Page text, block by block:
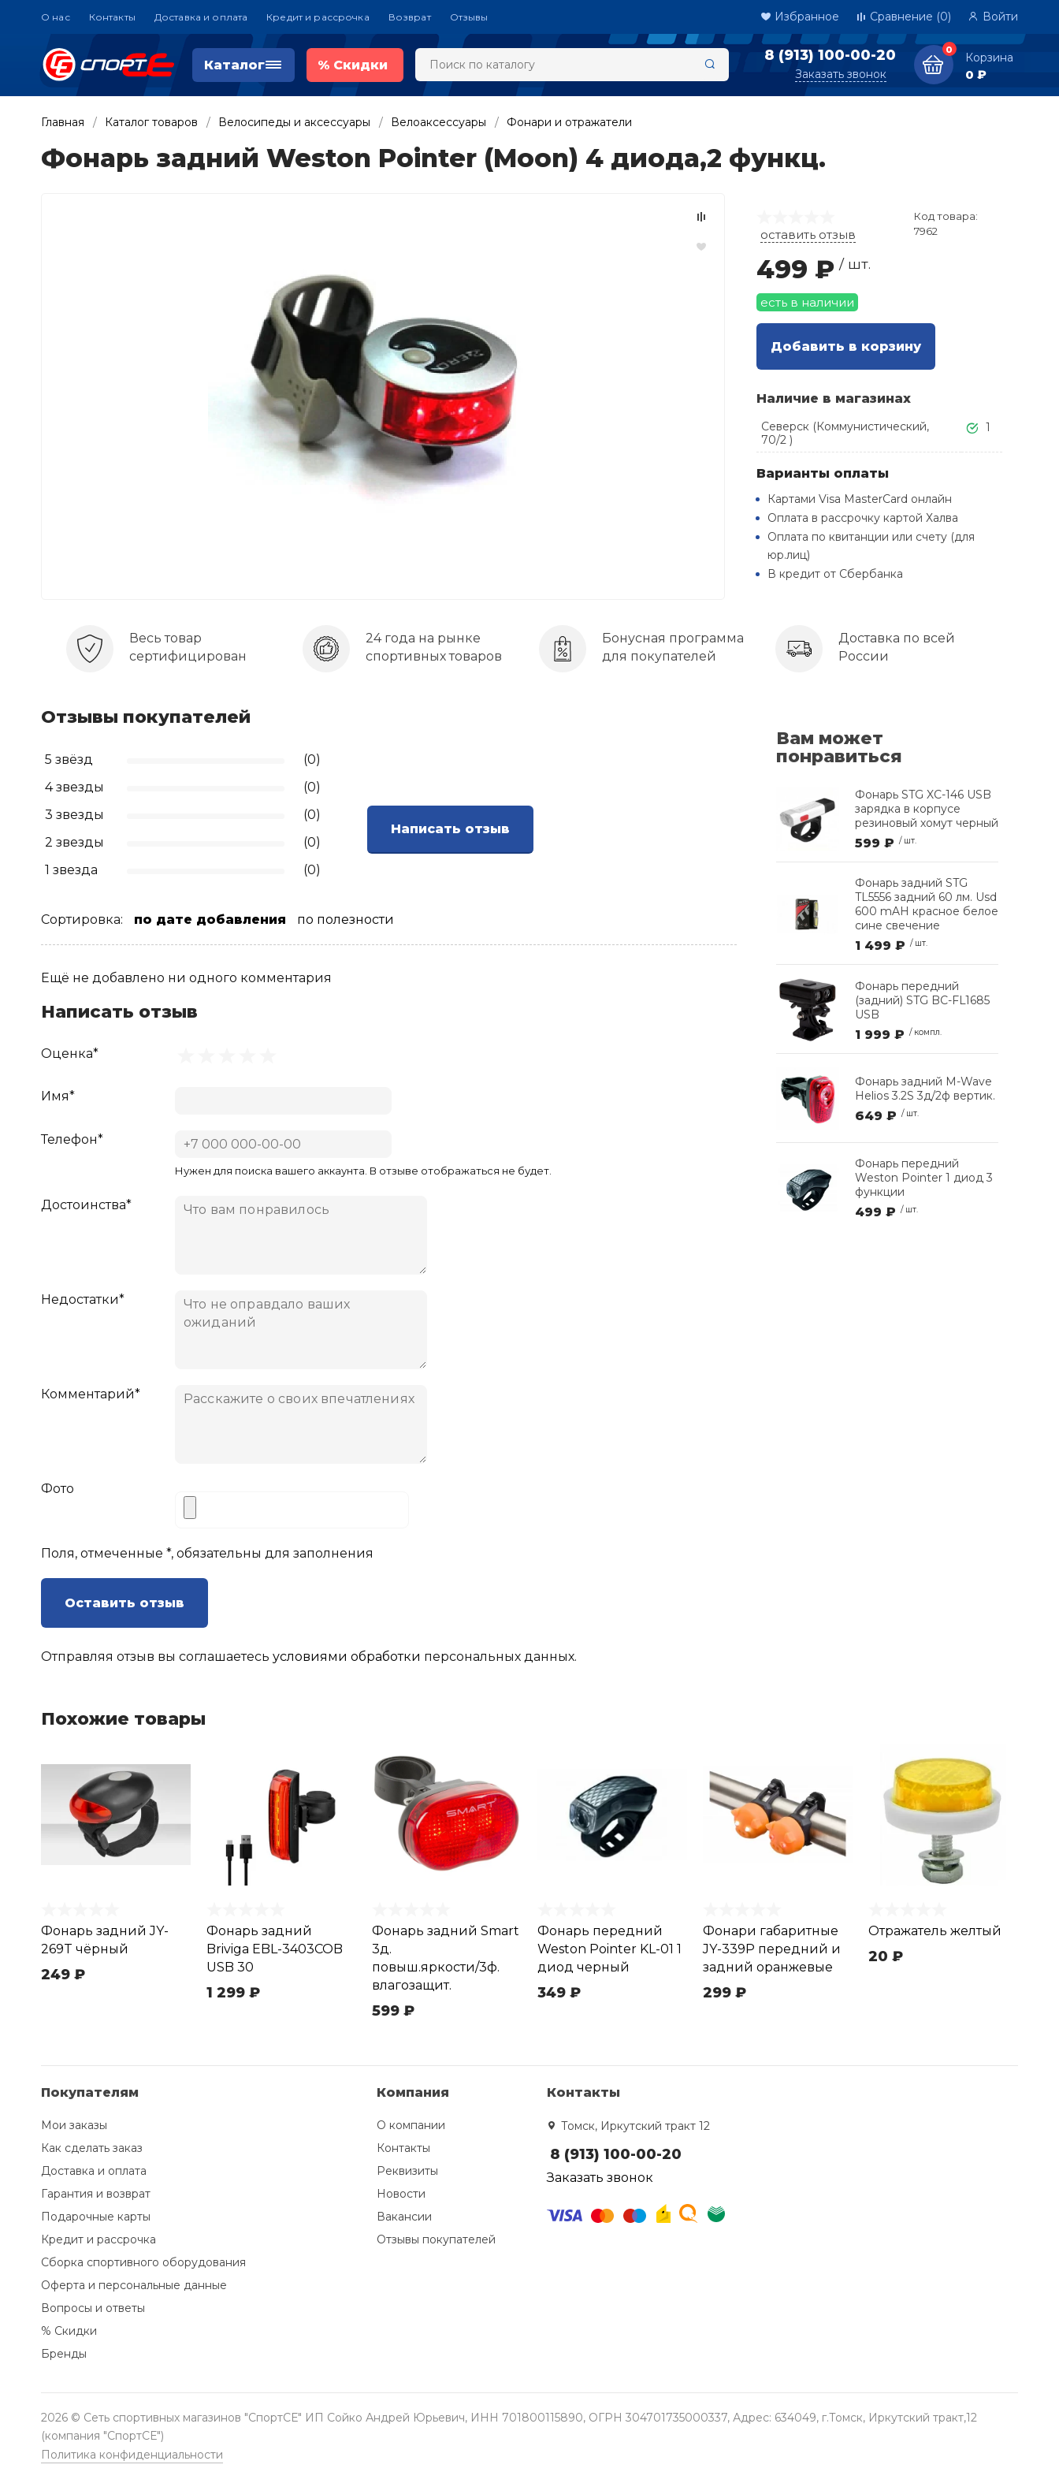
О нас Контакты Доставка и оплата Кредит и рассрочка Возврат Отзывы Избранное Сравнение (0) Войти
Каталог % Скидки
8 (913) 100-00-20
Заказать звонок
0
Корзина
0 ₽
Главная Каталог товаров Велосипеды и аксессуары Велоаксессуары Фонари и отражатели
Фонарь задний Weston Pointer (Moon) 4 диода,2 функц.
оставить отзыв
Код товара:
7962
499 ₽ / шт.
есть в наличии
Добавить в корзину
Наличие в магазинах
Северск (Коммунистический,
70/2 )
1
Варианты оплаты
Картами Visa MasterCard онлайн
Оплата в рассрочку картой Халва
Оплата по квитанции или счету (для
юр.лиц)
В кредит от Сбербанка
Весь товар
сертифицирован
24 года на рынке
спортивных товаров
Бонусная программа
для покупателей
Доставка по всей
России
Отзывы покупателей
5 звёзд
(0)
4 звезды
(0)
3 звезды
(0)
2 звезды
(0)
1 звезда
(0)
Написать отзыв
Сортировка: по дате добавления по полезности
Ещё не добавлено ни одного комментария
Написать отзыв
Оценка*
Имя*
Телефон*
Нужен для поиска вашего аккаунта. В отзыве отображаться не будет.
Достоинства*
Недостатки*
Комментарий*
Фото
Поля, отмеченные *, обязательны для заполнения
Оставить отзыв
Отправляя отзыв вы соглашаетесь условиями обработки персональных данных.
Вам может
понравиться
Фонарь STG XC-146 USB
зарядка в корпусе
резиновый хомут черный
599 ₽ / шт.
Фонарь задний STG
TL5556 задний 60 лм. Usd
600 mAH красное белое
сине свечение
1 499 ₽ / шт.
Фонарь передний
(задний) STG BC-FL1685
USB
1 999 ₽ / компл.
Фонарь задний M-Wave
Helios 3.2S 3д/2ф вертик.
649 ₽ / шт.
Фонарь передний
Weston Pointer 1 диод 3
функции
499 ₽ / шт.
Похожие товары
Фонарь задний JY-
269T чёрный
249 ₽
Фонарь задний
Briviga EBL-3403COB
USB 30
1 299 ₽
Фонарь задний Smart
3д.
повыш.яркости/3ф.
влагозащит.
599 ₽
Фонарь передний
Weston Pointer KL-01 1
диод черный
349 ₽
Фонари габаритные
JY-339P передний и
задний оранжевые
299 ₽
Отражатель желтый
20 ₽
Покупателям
Мои заказы
Как сделать заказ
Доставка и оплата
Гарантия и возврат
Подарочные карты
Кредит и рассрочка
Сборка спортивного оборудования
Оферта и персональные данные
Вопросы и ответы
% Скидки
Бренды
Компания
О компании
Контакты
Реквизиты
Новости
Вакансии
Отзывы покупателей
Контакты
Томск, Иркутский тракт 12
8 (913) 100-00-20
Заказать звонок
2026 © Сеть спортивных магазинов "СпортСЕ" ИП Сойко Андрей Юрьевич, ИНН 701800115890, ОГРН 304701735000337, Адрес: 634049, г.Томск, Иркутский тракт,12
(компания "СпортСЕ")
Политика конфиденциальности